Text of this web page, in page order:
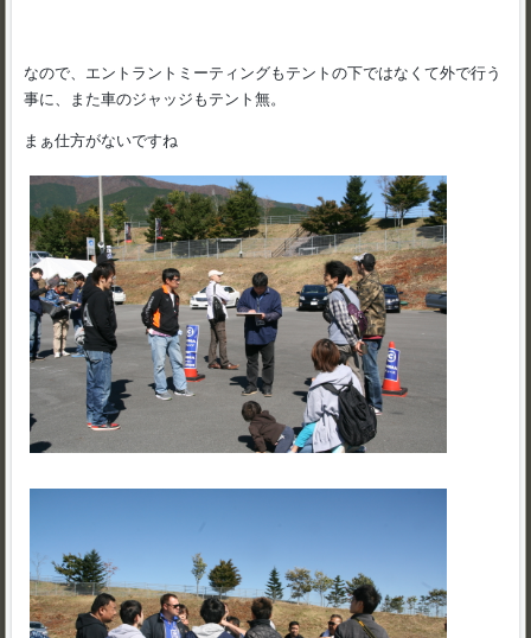
なので、エントラントミーティングもテントの下ではなくて外で行う
事に、また車のジャッジもテント無。
まぁ仕方がないですね